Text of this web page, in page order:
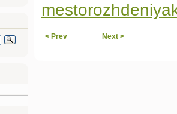
< Prev Next >